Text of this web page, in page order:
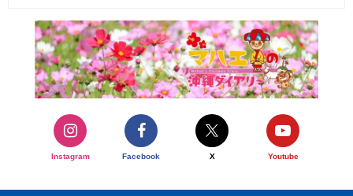
Instagram Facebook X Youtube